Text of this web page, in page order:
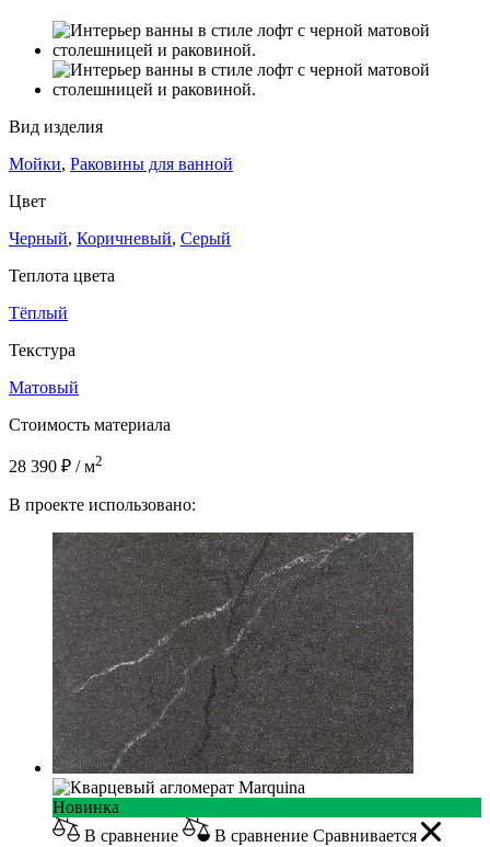
Вид изделия
Мойки, Раковины для ванной
Цвет
Черный, Коричневый, Серый
Теплота цвета
Тёплый
Текстура
Матовый
Стоимость материала
28 390 ₽ / м2
В проекте использовано:
Новинка
В сравнение
В сравнение Сравнивается